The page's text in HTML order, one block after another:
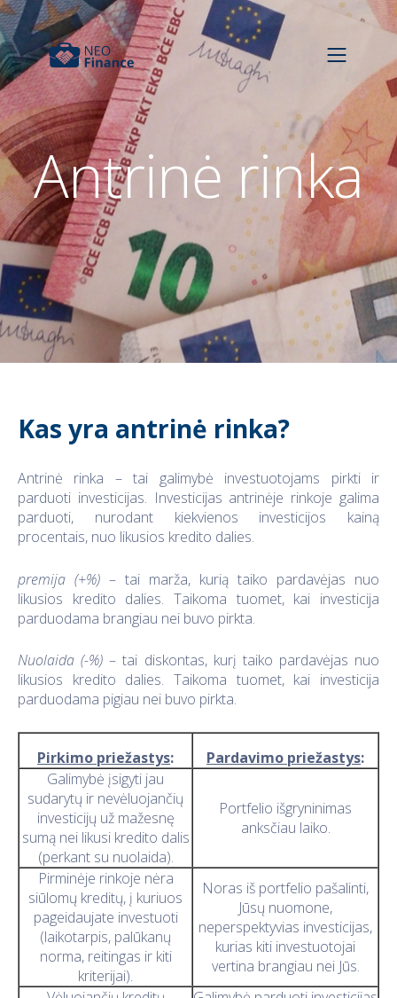
Antrinė rinka
Kas yra antrinė rinka?
Antrinė rinka – tai galimybė investuotojams pirkti ir
parduoti investicijas. Investicijas antrinėje rinkoje galima
parduoti, nurodant kiekvienos investicijos kainą
procentais, nuo likusios kredito dalies.
premija (+%) – tai marža, kurią taiko pardavėjas nuo
likusios kredito dalies. Taikoma tuomet, kai investicija
parduodama brangiau nei buvo pirkta.
Nuolaida (-%)– tai diskontas, kurį taiko pardavėjas nuo
likusios kredito dalies. Taikoma tuomet, kai investicija
parduodama pigiau nei buvo pirkta.
Pirkimo priežastys: Pardavimo priežastys:
Galimybė įsigyti jau
sudarytų ir nevėluojančių
investicijų už mažesnę
sumą nei likusi kredito dalis
(perkant su nuolaida).
Portfelio išgryninimas
anksčiau laiko.
Pirminėje rinkoje nėra
siūlomų kreditų, į kuriuos
pageidaujate investuoti
(laikotarpis, palūkanų
norma, reitingas ir kiti
kriterijai).
Noras iš portfelio pašalinti,
Jūsų nuomone,
neperspektyvias investicijas,
kurias kiti investuotojai
vertina brangiau nei Jūs.